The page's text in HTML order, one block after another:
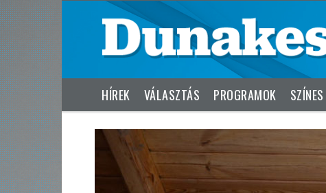
HÍREK VÁLASZTÁS PROGRAMOK SZÍNES